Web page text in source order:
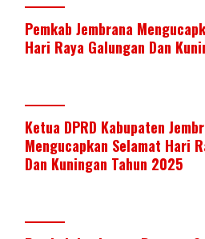
Pemkab Jembrana
Hari Raya Galungan Dan
Ketua DPRD Kabupaten
Mengucapkan Selamat Hari
Dan Kuningan Tahun 2025